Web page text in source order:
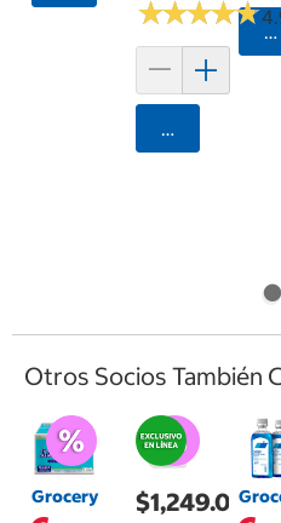
★★★★★
★★★★★
Agregar
Otros Socios También
Grocery $1,249.00